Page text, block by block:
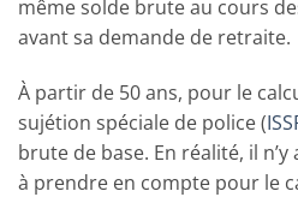
même solde brute au cours
avant sa demande de retraite.
À partir de 50 ans, pour le
sujétion spéciale de police (
brute de base. En réalité, il
à prendre en compte pour le